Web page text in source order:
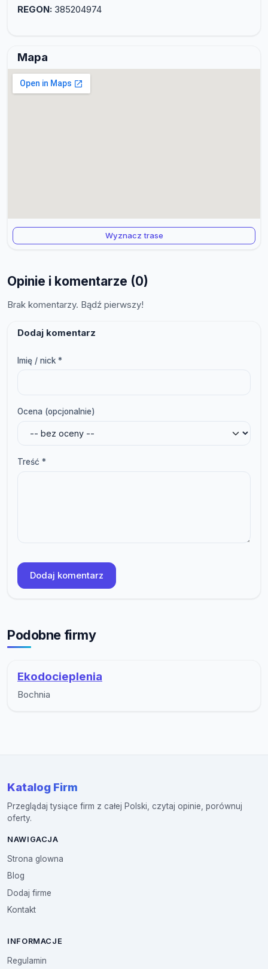
REGON: 385204974
Mapa
Wyznacz trase
Opinie i komentarze (0)
Brak komentarzy. Bądź pierwszy!
Dodaj komentarz
Imię / nick *
Ocena (opcjonalnie)
Treść *
Dodaj komentarz
Podobne firmy
Ekodocieplenia
Bochnia
Katalog Firm
Przeglądaj tysiące firm z całej Polski, czytaj opinie, porównuj
oferty.
NAWIGACJA
Strona glowna
Blog
Dodaj firme
Kontakt
INFORMACJE
Regulamin